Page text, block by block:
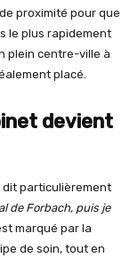
proximité pour que
le plus rapidement
plein centre-ville à
placé.
devient
dit particulièrement
de Forbach, puis je
marqué par la
de soin, tout en